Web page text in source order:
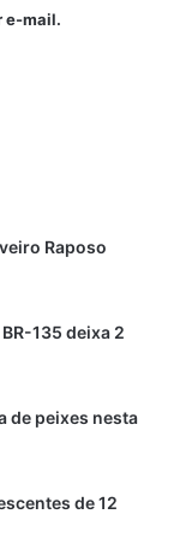
de Nazaré,
ver um
costumo
Joana
Braide e
de
no Bairro”
Urbana e
o mês de
e-mail.
Raposo
135 deixa 2
de peixes nesta
de 12